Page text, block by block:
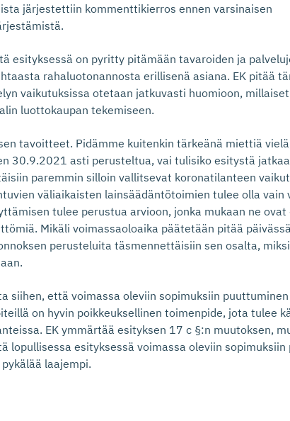
järjestettiin kommenttikierros ennen varsinaisen
esityksessä on pyritty pitämään tavaroiden ja
rahaluotonannosta erillisenä asiana. EK pitää
vaikutuksissa otetaan jatkuvasti huomioon,
luottokaupan tekemiseen.
tavoitteet. Pidämme kuitenkin tärkeänä miettiä
30.9.2021 asti perusteltua, vai tulisiko esitystä
paremmin silloin vallitsevat koronatilanteen
väliaikaisten lainsäädäntötoimien tulee olla
tulee perustua arvioon, jonka mukaan ne
Mikäli voimassaoloaika päätetään pitää
perusteluita täsmennettäisiin sen osalta,
siihen, että voimassa oleviin sopimuksiin puuttuminen
on hyvin poikkeuksellinen toimenpide, jota tulee
EK ymmärtää esityksen 17 c §:n muutoksen,
lopullisessa esityksessä voimassa oleviin sopimuksiin
laajempi.